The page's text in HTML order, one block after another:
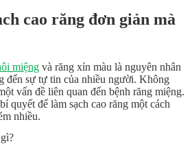
cao răng đơn giản mà
miệng và răng xỉn màu là nguyên nhân
đến sự tự tin của nhiều người. Không
vấn đề liên quan đến bệnh răng miệng.
quyết để làm sạch cao răng một cách
nhiều.